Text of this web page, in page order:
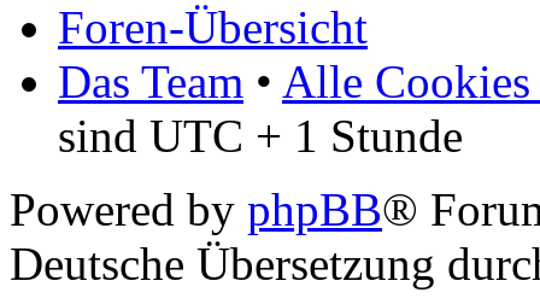
Foren-Übersicht
Das Team • Alle Cookies
sind UTC + 1 Stunde
Powered by phpBB®
Deutsche Übersetzung